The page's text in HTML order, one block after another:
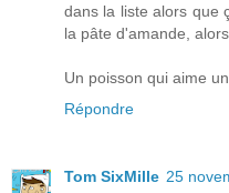
dans la liste alors que
la pâte d'amande,
Un poisson qui aime
Répondre
Tom SixMille 25